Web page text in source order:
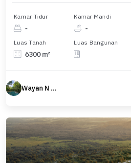
Kamar Tidur
-
Kamar Mandi
-
Luas Tanah
6300 m²
Luas Bangunan
Wayan N Bali